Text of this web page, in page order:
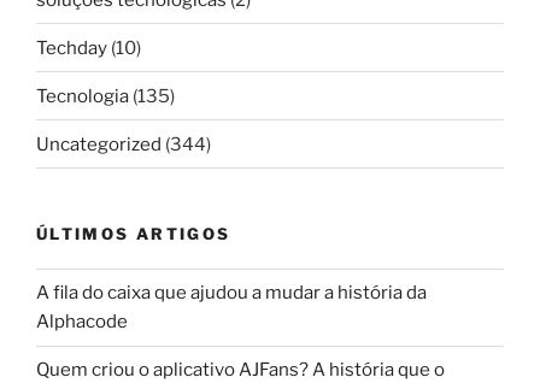
Techday (10)
Tecnologia (135)
Uncategorized (344)
ÚLTIMOS ARTIGOS
A fila do caixa que ajudou a mudar a história da
Alphacode
Quem criou o aplicativo AJFans? A história que o